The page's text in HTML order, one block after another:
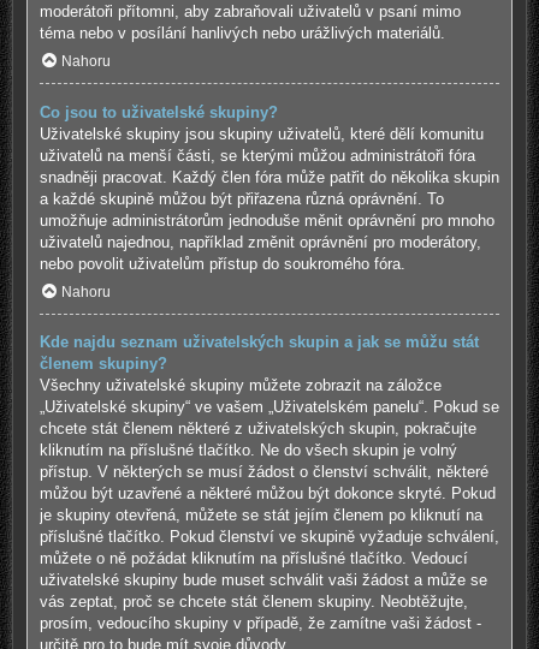
moderátoři přítomni, aby zabraňovali uživatelů v psaní mimo
téma nebo v posílání hanlivých nebo urážlivých materiálů.
Nahoru
Co jsou to uživatelské skupiny?
Uživatelské skupiny jsou skupiny uživatelů, které dělí komunitu
uživatelů na menší části, se kterými můžou administrátoři fóra
snadněji pracovat. Každý člen fóra může patřit do několika skupin
a každé skupině můžou být přiřazena různá oprávnění. To
umožňuje administrátorům jednoduše měnit oprávnění pro mnoho
uživatelů najednou, například změnit oprávnění pro moderátory,
nebo povolit uživatelům přístup do soukromého fóra.
Nahoru
Kde najdu seznam uživatelských skupin a jak se můžu stát
členem skupiny?
Všechny uživatelské skupiny můžete zobrazit na záložce
„Uživatelské skupiny“ ve vašem „Uživatelském panelu“. Pokud se
chcete stát členem některé z uživatelských skupin, pokračujte
kliknutím na příslušné tlačítko. Ne do všech skupin je volný
přístup. V některých se musí žádost o členství schválit, některé
můžou být uzavřené a některé můžou být dokonce skryté. Pokud
je skupiny otevřená, můžete se stát jejím členem po kliknutí na
příslušné tlačítko. Pokud členství ve skupině vyžaduje schválení,
můžete o ně požádat kliknutím na příslušné tlačítko. Vedoucí
uživatelské skupiny bude muset schválit vaši žádost a může se
vás zeptat, proč se chcete stát členem skupiny. Neobtěžujte,
prosím, vedoucího skupiny v případě, že zamítne vaši žádost -
určitě pro to bude mít svoje důvody.